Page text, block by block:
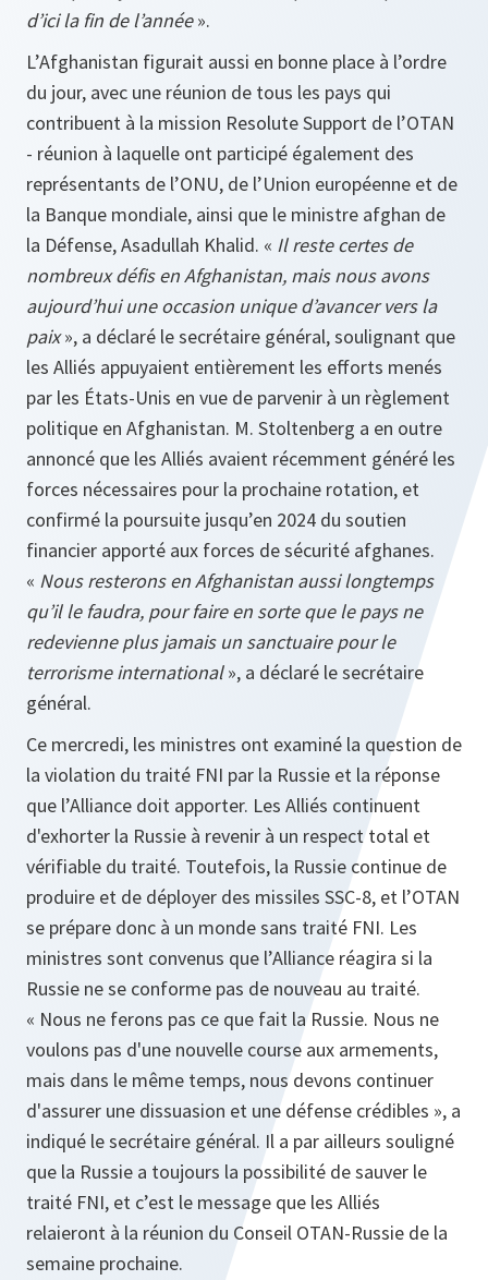
d’ici la fin de l’année».
L’Afghanistan figurait aussi en bonne place à l’ordre
du jour, avec une réunion de tous les pays qui
contribuent à la mission Resolute Support de l’OTAN
- réunion à laquelle ont participé également des
représentants de l’ONU, de l’Union européenne et de
la Banque mondiale, ainsi que le ministre afghan de
la Défense, Asadullah Khalid. « Il reste certes de
nombreux défis en Afghanistan, mais nous avons
aujourd’hui une occasion unique d’avancer vers la
paix», a déclaré le secrétaire général, soulignant que
les Alliés appuyaient entièrement les efforts menés
par les États-Unis en vue de parvenir à un règlement
politique en Afghanistan. M. Stoltenberg a en outre
annoncé que les Alliés avaient récemment généré les
forces nécessaires pour la prochaine rotation, et
confirmé la poursuite jusqu’en 2024 du soutien
financier apporté aux forces de sécurité afghanes.
« Nous resterons en Afghanistan aussi longtemps
qu’il le faudra, pour faire en sorte que le pays ne
redevienne plus jamais un sanctuaire pour le
terrorisme international», a déclaré le secrétaire
général.
Ce mercredi, les ministres ont examiné la question de
la violation du traité FNI par la Russie et la réponse
que l’Alliance doit apporter. Les Alliés continuent
d'exhorter la Russie à revenir à un respect total et
vérifiable du traité. Toutefois, la Russie continue de
produire et de déployer des missiles SSC‑8, et l’OTAN
se prépare donc à un monde sans traité FNI. Les
ministres sont convenus que l’Alliance réagira si la
Russie ne se conforme pas de nouveau au traité.
« Nous ne ferons pas ce que fait la Russie. Nous ne
voulons pas d'une nouvelle course aux armements,
mais dans le même temps, nous devons continuer
d'assurer une dissuasion et une défense crédibles », a
indiqué le secrétaire général. Il a par ailleurs souligné
que la Russie a toujours la possibilité de sauver le
traité FNI, et c’est le message que les Alliés
relaieront à la réunion du Conseil OTAN-Russie de la
semaine prochaine.